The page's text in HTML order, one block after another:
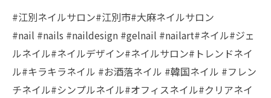
#江別ネイルサロン#江別市#大麻ネイルサロン
#nail #nails #naildesign #gelnail #nailart#ネイル#ジェ
ルネイル#ネイルデザイン#ネイルサロン#トレンドネイ
ル#キラキラネイル #お酒落ネイル #韓国ネイル #フレン
チネイル#シンプルネイル#オフィスネイル#クリアネイ